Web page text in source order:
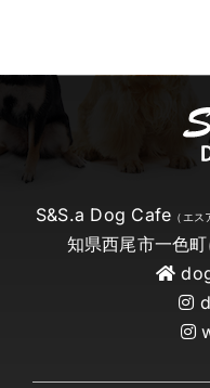
S&S.a Dog Cafe （エ
知県西尾市一色町